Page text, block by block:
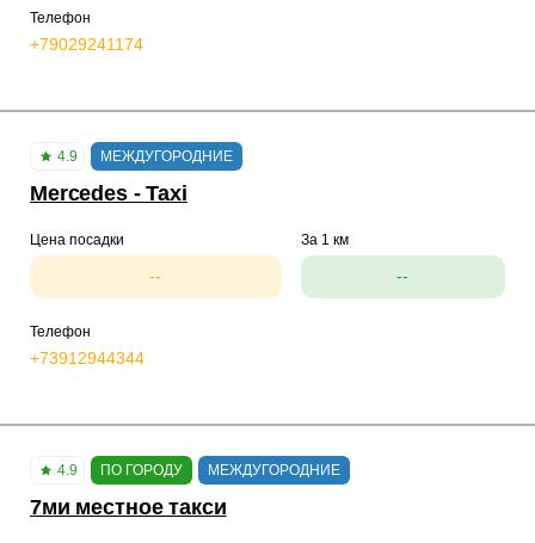
Телефон
+79029241174
4.9 МЕЖДУГОРОДНИЕ
Mercedes - Taxi
Цена посадки
--
За 1 км
--
Телефон
+73912944344
4.9 ПО ГОРОДУ МЕЖДУГОРОДНИЕ
7ми местное такси